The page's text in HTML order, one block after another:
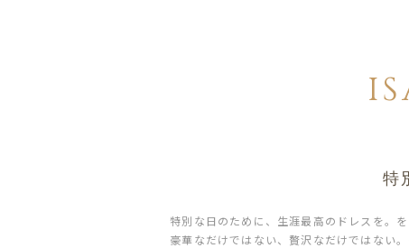
特
特別な日のために、生涯最高のドレスを。
豪華なだけではない、贅沢なだけではない